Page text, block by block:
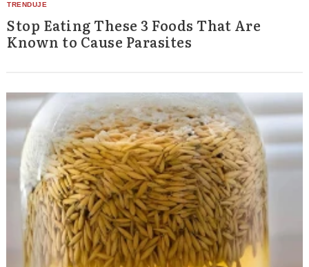
Stop Eating These 3 Foods That Are
Known to Cause Parasites